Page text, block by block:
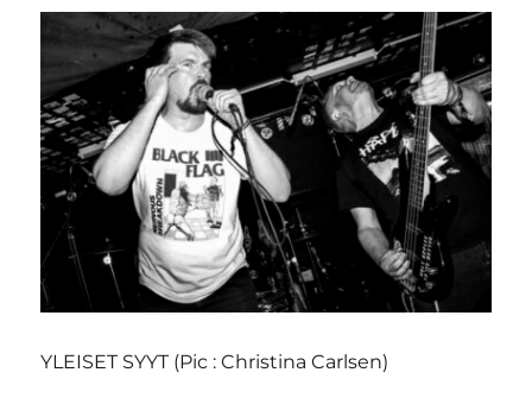
YLEISET SYYT (Pic : Christina Carlsen)